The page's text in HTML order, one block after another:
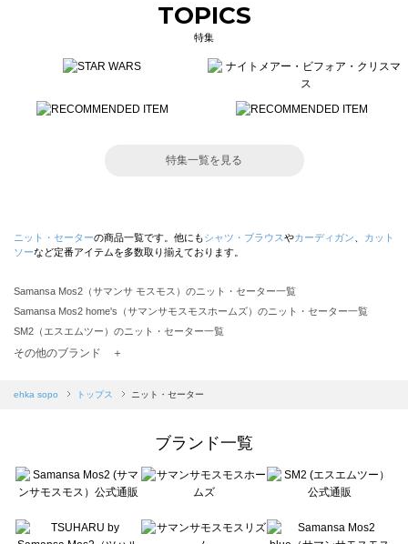
TOPICS
特集
特集一覧を見る
ニット・セーターの商品一覧です。他にもシャツ・ブラウスやカーディガン
カット
ソーなど定番アイテムを多数取り揃えております。
Samansa Mos2（サマンサ モスモス）のニット・セーター一覧
Samansa Mos2 home's（サマンサモスモスホームズ）のニット・セーター一覧
SM2（エスエムツー）のニット・セーター一覧
Samansa Mos2 blue（サマンサモスモス ブルー）のニット・セーター一覧
sō4ū（ソウフォーユー）のニット・セーター一覧
Te chichi（テチチ）のニット・セーター一覧
Te chichi CLASSIC（テチチ クラシック）のニット・セーター一覧
Lugnoncure（ルノンキュール）のニット・セーター一覧
その他のブランド ＋
ehka sopo トップス ニット・セーター
ブランド一覧